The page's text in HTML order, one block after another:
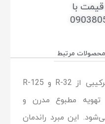
قیمت با
محصولات مرتبط
ترکیبی از R-32 و R-125
مطبوع مدرن و
این مبرد راندمان